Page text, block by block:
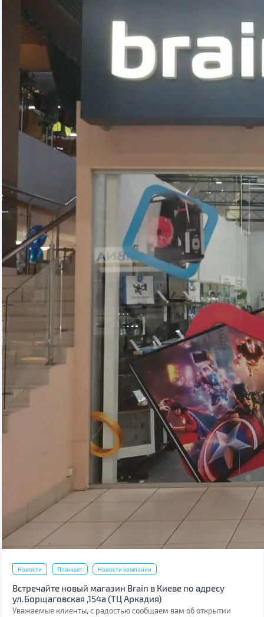
Новости Планшет Новости компании
Встречайте новый магазин Brain в Киеве по адресу
ул.Борщаговская ,154а (ТЦ Аркадия)
Уважаемые клиенты, с радостью сообщаем вам об открытии